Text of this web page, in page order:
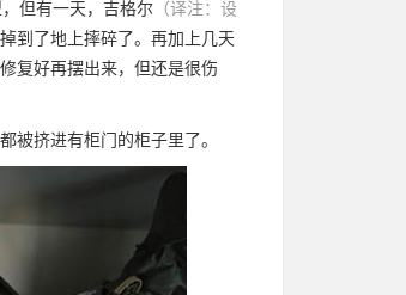
但有一天，吉格尔 （译注：设
到了地上摔碎了。再加上几天
复好再摆出来，但还是很伤
挤进有柜门的柜子里了。